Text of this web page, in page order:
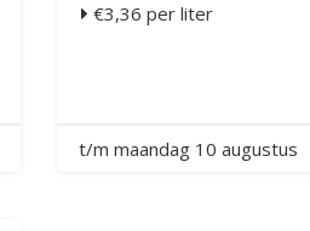
€3,36 per liter
t/m maandag 10 augustus